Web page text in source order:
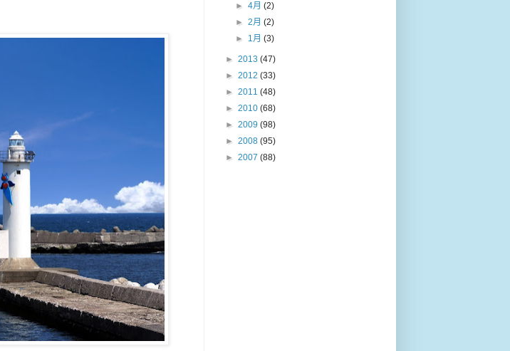
►4月(2)
►2月(2)
► 1月(3)
► 2013 (47)
► 2012 (33)
► 2011 (48)
► 2010 (68)
► 2009 (98)
► 2008 (95)
► 2007 (88)